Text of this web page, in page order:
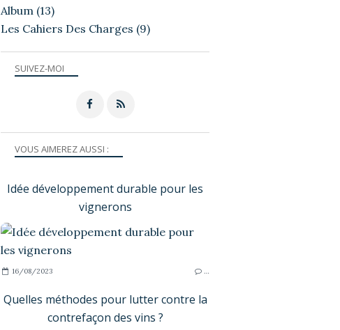
SUIVEZ-MOI
VOUS AIMEREZ AUSSI :
Idée développement durable pour les
vignerons
16/08/2023 …
Quelles méthodes pour lutter contre la
contrefaçon des vins ?
Album (13)
Les Cahiers Des Charges (9)